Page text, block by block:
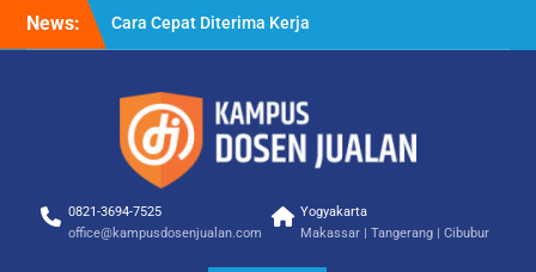
News:
Cara Cepat Diterima Kerja
– Tips Praktis yang Bisa
Cara Biar Dapat Pekerjaan
– Panduan Lengkap untuk
Pencari Kerja
Cara Dapat Pekerjaan –
Memperbesar Peluang
0821-3694-7525
office@kampusdosenjualan.com
Yogyakarta
Makassar | Tangerang | Cibubur